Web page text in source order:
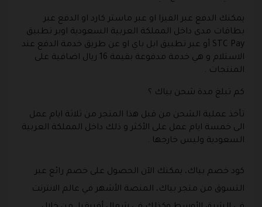
يمكنك الدفع عبر الفيزا او عبر ماستر كارد او الدفع عبر
بطاقات مدى داخل المملكة العربية السعودية اوبر تطبيق
STC Pay أو عبر تطبيق ابل باي او عن طريق خدمة الدفع عند
الاستلام و هي خدمة مدفوعة بقيمة 16 ريال اضافية على
المنتجات .
كم تبلغ مدة شحن بياك ؟
تأخذ عملية الشحن من قبل هذا المتجر من ثلاثة ايام عمل
الى خمسة ايام عمل على الأكثر و ذلك داخل المملكة العربية
السعودية وليس خارجها .
كود خصم بياك، يمكنك الآن الحصول على خصم رائع عبر
التسوق من متجر بياك، المنصة الأشهر في عالم الانترنت